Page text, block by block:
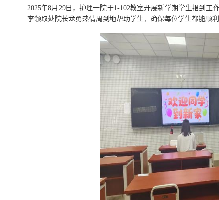
2025年8月29日，护理一院于1-102教室开展新学期学生报到工
李领取处院长龙勇热情周到地帮助学生，确保每位学生都能顺